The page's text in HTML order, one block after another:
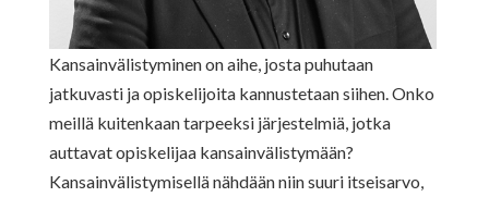
Kansainvälistyminen on aihe, josta puhutaan
jatkuvasti ja opiskelijoita kannustetaan siihen. Onko
meillä kuitenkaan tarpeeksi järjestelmiä, jotka
auttavat opiskelijaa kansainvälistymään?
Kansainvälistymisellä nähdään niin suuri itseisarvo,